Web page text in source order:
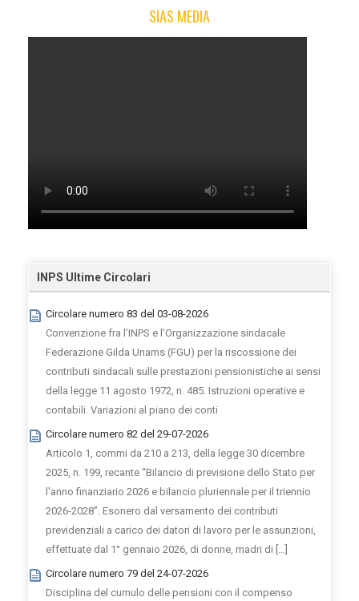
SIAS MEDIA
INPS Ultime Circolari
Circolare numero 83 del 03-08-2026
Convenzione fra l’INPS e l’Organizzazione sindacale
Federazione Gilda Unams (FGU) per la riscossione dei
contributi sindacali sulle prestazioni pensionistiche ai sensi
della legge 11 agosto 1972, n. 485. Istruzioni operative e
contabili. Variazioni al piano dei conti
Circolare numero 82 del 29-07-2026
Articolo 1, commi da 210 a 213, della legge 30 dicembre
2025, n. 199, recante “Bilancio di previsione dello Stato per
l'anno finanziario 2026 e bilancio pluriennale per il triennio
2026-2028”. Esonero dal versamento dei contributi
previdenziali a carico dei datori di lavoro per le assunzioni,
effettuate dal 1° gennaio 2026, di donne, madri di […]
Circolare numero 79 del 24-07-2026
Disciplina del cumulo delle pensioni con il compenso